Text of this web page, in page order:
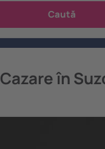
Cazare în